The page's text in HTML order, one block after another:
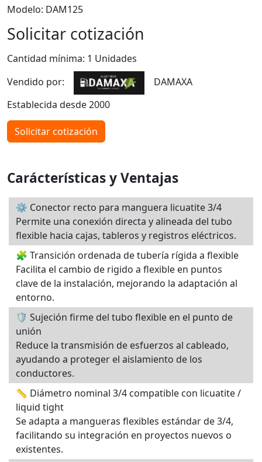
Modelo: DAM125
Solicitar cotización
Cantidad mínima: 1 Unidades
Vendido por:
DAMAXA
Establecida desde 2000
Solicitar cotización
Carácterísticas y Ventajas
⚙️ Conector recto para manguera licuatite 3/4
Permite una conexión directa y alineada del tubo
flexible hacia cajas, tableros y registros eléctricos.
🧩 Transición ordenada de tubería rígida a flexible
Facilita el cambio de rigido a flexible en puntos
clave de la instalación, mejorando la adaptación al
entorno.
🛡️ Sujeción firme del tubo flexible en el punto de
unión
Reduce la transmisión de esfuerzos al cableado,
ayudando a proteger el aislamiento de los
conductores.
📏 Diámetro nominal 3/4 compatible con licuatite /
liquid tight
Se adapta a mangueras flexibles estándar de 3/4,
facilitando su integración en proyectos nuevos o
existentes.